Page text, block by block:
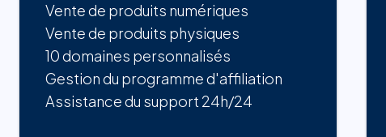
Vente de produits numériques
Vente de produits physiques
10 domaines personnalisés
Gestion du programme d'affiliation
Assistance du support 24h/24